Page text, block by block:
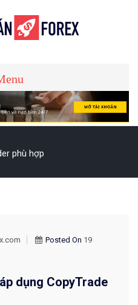
phù hợp
Posted On 19
dụng CopyTrade